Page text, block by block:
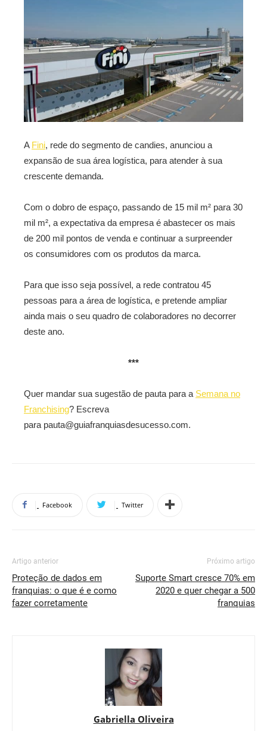
A Fini, rede do segmento de candies, anunciou a
expansão de sua área logística, para atender à sua
crescente demanda.
Com o dobro de espaço, passando de 15 mil m² para 30
mil m², a expectativa da empresa é abastecer os mais
de 200 mil pontos de venda e continuar a surpreender
os consumidores com os produtos da marca.
Para que isso seja possível, a rede contratou 45
pessoas para a área de logística, e pretende ampliar
ainda mais o seu quadro de colaboradores no decorrer
deste ano.
***
Quer mandar sua sugestão de pauta para a Semana no
Franchising? Escreva
para pauta@guiafranquiasdesucesso.com.
Facebook Twitter
Artigo anterior
Proteção de dados em
franquias: o que é e como
fazer corretamente
Próximo artigo
Suporte Smart cresce 70% em
2020 e quer chegar a 500
franquias
Gabriella Oliveira